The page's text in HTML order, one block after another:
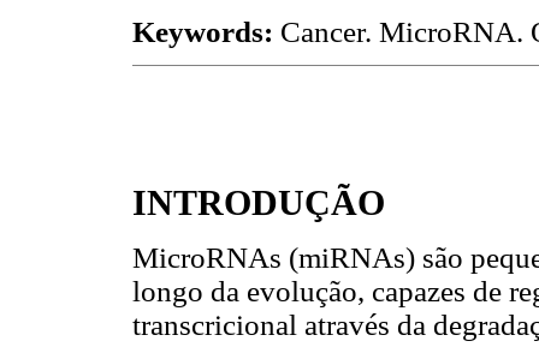
Keywords: Cancer. MicroRNA.
INTRODUÇÃO
MicroRNAs (miRNAs) são
longo da evolução, capazes de
transcricional através da